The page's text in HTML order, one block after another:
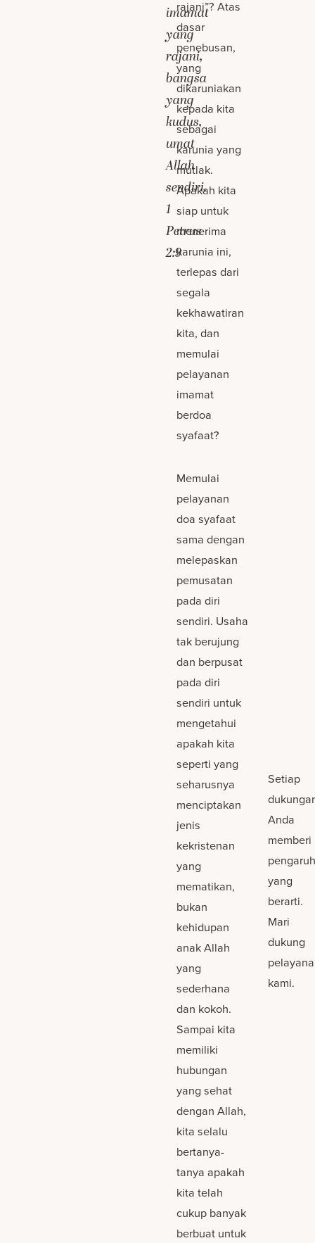
imamat
yang
rajani,
bangsa
yang
kudus,
umat
Allah
sendiri.
1
Petrus
2:9
rajani”? Atas
dasar
penebusan,
yang
dikaruniakan
kepada kita
sebagai
karunia yang
mutlak.
Apakah kita
siap untuk
menerima
karunia ini,
terlepas dari
segala
kekhawatiran
kita, dan
memulai
pelayanan
imamat
berdoa
syafaat?
Memulai
pelayanan
doa syafaat
sama dengan
melepaskan
pemusatan
pada diri
sendiri. Usaha
tak berujung
dan berpusat
pada diri
sendiri untuk
mengetahui
apakah kita
seperti yang
seharusnya
menciptakan
jenis
kekristenan
yang
mematikan,
bukan
kehidupan
anak Allah
yang
sederhana
dan kokoh.
Sampai kita
memiliki
hubungan
yang sehat
dengan Allah,
kita selalu
bertanya-
tanya apakah
kita telah
cukup banyak
berbuat untuk
Setiap
Anda
memberi
pengaruh
yang
berarti.
Mari
dukung
kami.